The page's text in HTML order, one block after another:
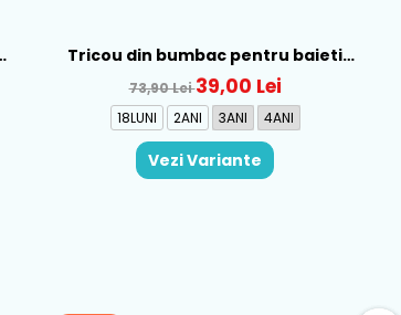
Tricou din bumbac pentru baieti
Mayoral, Tomato - 1007-79
73,90 Lei39,00 Lei
18LUNI 2ANI 3ANI 4ANI
Vezi Variante